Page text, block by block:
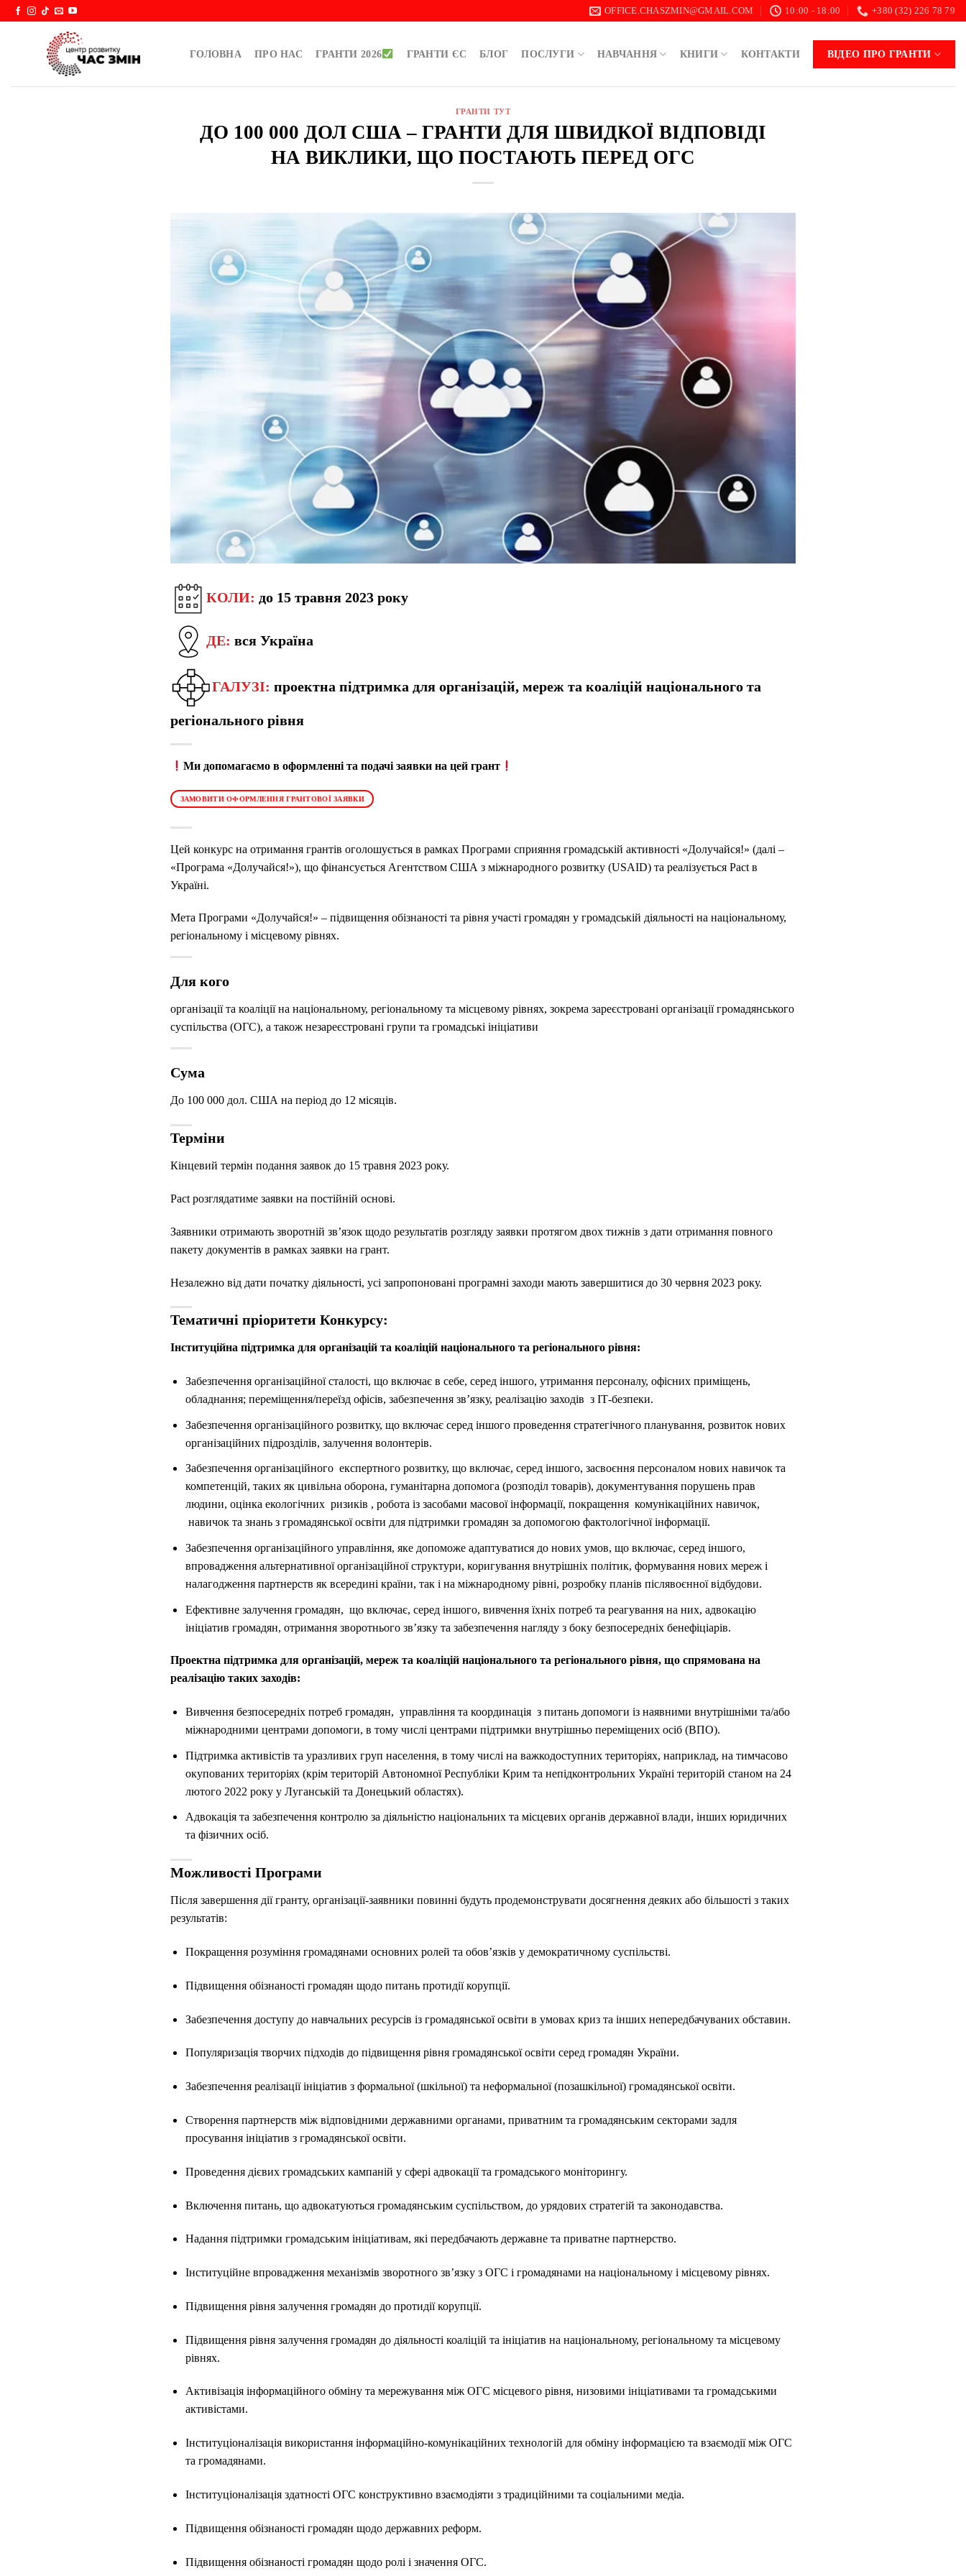
Skip
OFFICE.CHASZMIN@GMAIL.COM 10:00 - 18:00 +380 (32) 226 78 79
ГОЛОВНА ПРО НАС ГРАНТИ 2026 ГРАНТИ ЄС БЛОГ ПОСЛУГИ НАВЧАННЯ КНИГИ КОНТАКТИ ВІДЕО ПРО ГРАНТИ
ГРАНТИ ТУТ
ДО 100 000 ДОЛ США – ГРАНТИ ДЛЯ ШВИДКОЇ ВІДПОВІДІ
НА ВИКЛИКИ, ЩО ПОСТАЮТЬ ПЕРЕД ОГС
КОЛИ: до 15 травня 2023 року
ДЕ: вся Україна
ГАЛУЗІ: проектна підтримка для організацій, мереж та коаліцій національного та
регіонального рівня
Ми допомагаємо в оформленні та подачі заявки на цей грант
ЗАМОВИТИ ОФОРМЛЕННЯ ГРАНТОВОЇ ЗАЯВКИ
Цей конкурс на отримання грантів оголошується в рамках Програми сприяння громадській активності «Долучайся!» (далі –
«Програма «Долучайся!»), що фінансується Агентством США з міжнародного розвитку (USAID) та реалізується Pact в
Україні.
Мета Програми «Долучайся!» – підвищення обізнаності та рівня участі громадян у громадській діяльності на національному,
регіональному і місцевому рівнях.
Для кого
організації та коаліції на національному, регіональному та місцевому рівнях, зокрема зареєстровані організації громадянського
суспільства (ОГС), а також незареєстровані групи та громадські ініціативи
Сума
До 100 000 дол. США на період до 12 місяців.
Терміни
Кінцевий термін подання заявок до 15 травня 2023 року.
Pact розглядатиме заявки на постійній основі.
Заявники отримають зворотній зв’язок щодо результатів розгляду заявки протягом двох тижнів з дати отримання повного
пакету документів в рамках заявки на грант.
Незалежно від дати початку діяльності, усі запропоновані програмні заходи мають завершитися до 30 червня 2023 року.
Тематичні пріоритети Конкурсу:
Інституційна підтримка для організацій та коаліцій національного та регіонального рівня:
Забезпечення організаційної сталості, що включає в себе, серед іншого, утримання персоналу, офісних приміщень,
обладнання; переміщення/переїзд офісів, забезпечення зв’язку, реалізацію заходів з ІТ-безпеки.
Забезпечення організаційного розвитку, що включає серед іншого проведення стратегічного планування, розвиток нових
організаційних підрозділів, залучення волонтерів.
Забезпечення організаційного експертного розвитку, що включає, серед іншого, засвоєння персоналом нових навичок та
компетенцій, таких як цивільна оборона, гуманітарна допомога (розподіл товарів), документування порушень прав
людини, оцінка екологічних ризиків , робота із засобами масової інформації, покращення комунікаційних навичок,
навичок та знань з громадянської освіти для підтримки громадян за допомогою фактологічної інформації.
Забезпечення організаційного управління, яке допоможе адаптуватися до нових умов, що включає, серед іншого,
впровадження альтернативної організаційної структури, коригування внутрішніх політик, формування нових мереж і
налагодження партнерств як всередині країни, так і на міжнародному рівні, розробку планів післявоєнної відбудови.
Ефективне залучення громадян, що включає, серед іншого, вивчення їхніх потреб та реагування на них, адвокацію
ініціатив громадян, отримання зворотнього зв’язку та забезпечення нагляду з боку безпосередніх бенефіціарів.
Проектна підтримка для організацій, мереж та коаліцій національного та регіонального рівня, що спрямована на
реалізацію таких заходів:
Вивчення безпосередніх потреб громадян, управління та координація з питань допомоги із наявними внутрішніми та/або
міжнародними центрами допомоги, в тому числі центрами підтримки внутрішньо переміщених осіб (ВПО).
Підтримка активістів та уразливих груп населення, в тому числі на важкодоступних територіях, наприклад, на тимчасово
окупованих територіях (крім територій Автономної Республіки Крим та непідконтрольних Україні територій станом на 24
лютого 2022 року у Луганській та Донецький областях).
Адвокація та забезпечення контролю за діяльністю національних та місцевих органів державної влади, інших юридичних
та фізичних осіб.
Можливості Програми
Після завершення дії гранту, організації-заявники повинні будуть продемонструвати досягнення деяких або більшості з таких
результатів:
Покращення розуміння громадянами основних ролей та обов’язків у демократичному суспільстві.
Підвищення обізнаності громадян щодо питань протидії корупції.
Забезпечення доступу до навчальних ресурсів із громадянської освіти в умовах криз та інших непередбачуваних обставин.
Популяризація творчих підходів до підвищення рівня громадянської освіти серед громадян України.
Забезпечення реалізації ініціатив з формальної (шкільної) та неформальної (позашкільної) громадянської освіти.
Створення партнерств між відповідними державними органами, приватним та громадянським секторами задля
просування ініціатив з громадянської освіти.
Проведення дієвих громадських кампаній у сфері адвокації та громадського моніторингу.
Включення питань, що адвокатуються громадянським суспільством, до урядових стратегій та законодавства.
Надання підтримки громадським ініціативам, які передбачають державне та приватне партнерство.
Інституційне впровадження механізмів зворотного зв’язку з ОГС і громадянами на національному і місцевому рівнях.
Підвищення рівня залучення громадян до протидії корупції.
Підвищення рівня залучення громадян до діяльності коаліцій та ініціатив на національному, регіональному та місцевому
рівнях.
Активізація інформаційного обміну та мережування між ОГС місцевого рівня, низовими ініціативами та громадськими
активістами.
Інституціоналізація використання інформаційно-комунікаційних технологій для обміну інформацією та взаємодії між ОГС
та громадянами.
Інституціоналізація здатності ОГС конструктивно взаємодіяти з традиційними та соціальними медіа.
Підвищення обізнаності громадян щодо державних реформ.
Підвищення обізнаності громадян щодо ролі і значення ОГС.